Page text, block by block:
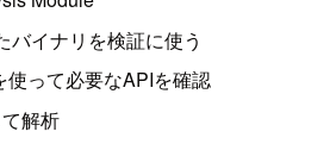
バイナリを検証に使う
使って必要なAPIを確認
解析